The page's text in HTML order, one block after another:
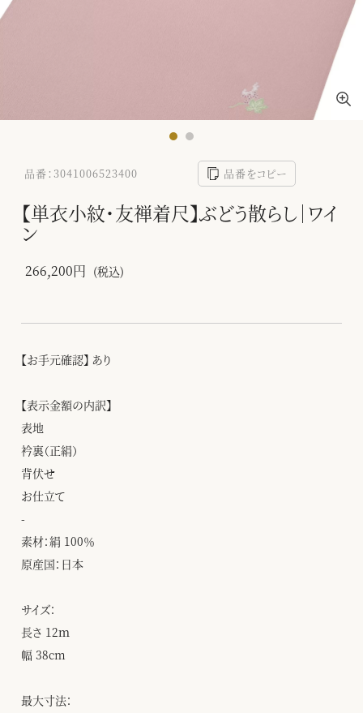
品番：3041006523400 品番をコピー
【単衣小紋・友禅着尺】ぶどう散らし｜ワイ
ン
266,200円 (税込)
【お手元確認】 あり
【表示金額の内訳】
表地
衿裏（正絹）
背伏せ
お仕立て
-
素材：絹 100％
原産国：日本
サイズ：
長さ 12ｍ
幅 38cm
最大寸法：